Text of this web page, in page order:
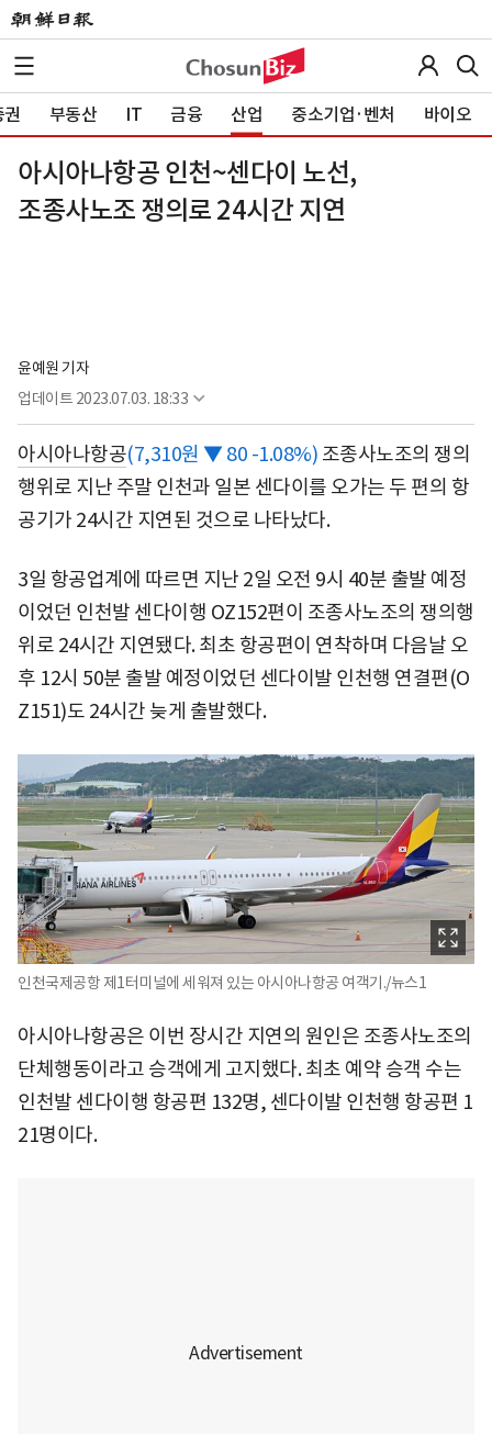
부동산 IT 금융 산업 중소기업·벤처 바이오
아시아나항공 인천~센다이 노선,
조종사노조 쟁의로 24시간 지연
윤예원 기자
업데이트 2023.07.03. 18:33
아시아나항공(7,310원 ▼ 80 -1.08%) 조종사노조의 쟁의
행위로 지난 주말 인천과 일본 센다이를 오가는 두 편의 항
공기가 24시간 지연된 것으로 나타났다.
3일 항공업계에 따르면 지난 2일 오전 9시 40분 출발 예정
이었던 인천발 센다이행 OZ152편이 조종사노조의 쟁의행
위로 24시간 지연됐다. 최초 항공편이 연착하며 다음날 오
후 12시 50분 출발 예정이었던 센다이발 인천행 연결편(O
Z151)도 24시간 늦게 출발했다.
인천국제공항 제1터미널에 세워져 있는 아시아나항공 여객기./뉴스1
아시아나항공은 이번 장시간 지연의 원인은 조종사노조의
단체행동이라고 승객에게 고지했다. 최초 예약 승객 수는
인천발 센다이행 항공편 132명, 센다이발 인천행 항공편 1
21명이다.